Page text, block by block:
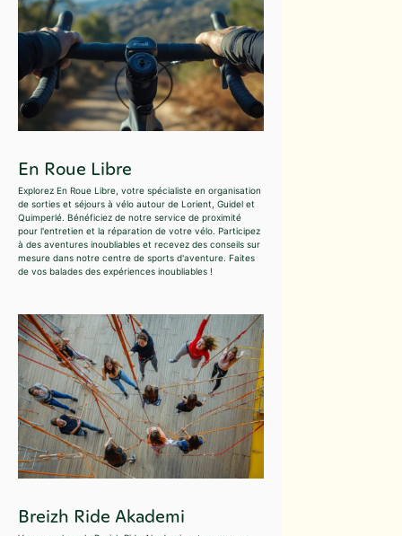
En Roue Libre
Explorez En Roue Libre, votre spécialiste en organisation
de sorties et séjours à vélo autour de Lorient, Guidel et
Quimperlé. Bénéficiez de notre service de proximité
pour l'entretien et la réparation de votre vélo. Participez
à des aventures inoubliables et recevez des conseils sur
mesure dans notre centre de sports d'aventure. Faites
de vos balades des expériences inoubliables !
Breizh Ride Akademi